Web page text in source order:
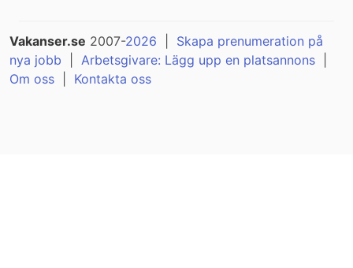
Vakanser.se 2007-2026
Skapa prenumeration på
nya jobb
Arbetsgivare: Lägg upp en platsannons
Om oss
Kontakta oss